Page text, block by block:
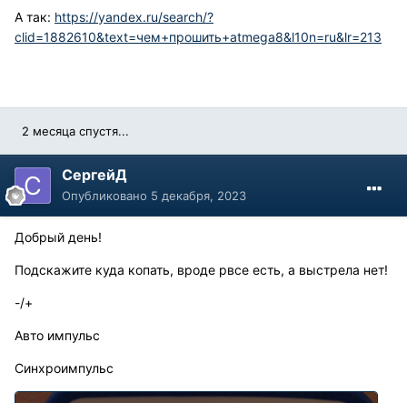
А так: https://yandex.ru/search/?
clid=1882610&text=чем+прошить+atmega8&l10n=ru&lr=213
2 месяца спустя...
СергейД
Опубликовано 5 декабря, 2023
Добрый день!
Подскажите куда копать, вроде рвсе есть, а выстрела нет!
-/+
Авто импульс
Синхроимпульс